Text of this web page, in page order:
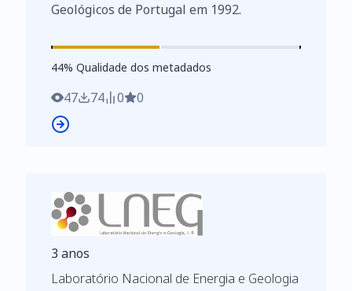
Geológicos de Portugal em 1992.
44%
44% Qualidade dos metadados
47 74 0 0
3 anos
Laboratório Nacional de Energia e Geologia